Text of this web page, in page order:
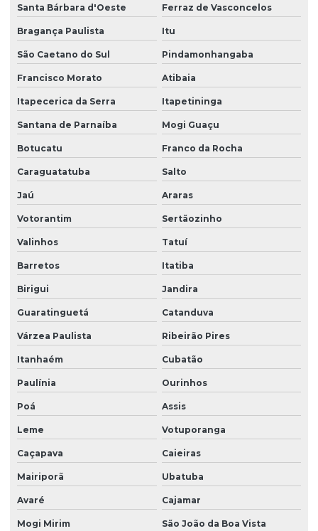
Empresa terceirização de zelador
Empresa terceirizada portaria
Empresa de zeladoria e portaria
Empresas de limpeza zeladoria
Empresas de portaria virtual
Empresas de recepção e atendimento
Facilities condominio
Facilities limpeza
Facilities serviços
Facilities terceirização
Facility empresa terceirizada
Facility limpeza e conservação
Facility services limpeza
Facility serviços terceirizados
Facility terceirizacao de mao de obra
Firma de limpeza terceirizada
Santa Bárbara d'Oeste Ferraz de Vasconcelos
Bragança Paulista Itu
São Caetano do Sul Pindamonhangaba
Francisco Morato Atibaia
Itapecerica da Serra Itapetininga
Santana de Parnaíba Mogi Guaçu
Botucatu Franco da Rocha
Caraguatatuba Salto
Jaú Araras
Votorantim Sertãozinho
Valinhos Tatuí
Barretos Itatiba
Birigui Jandira
Guaratinguetá Catanduva
Várzea Paulista Ribeirão Pires
Itanhaém Cubatão
Paulínia Ourinhos
Poá Assis
Leme Votuporanga
Caçapava Caieiras
Mairiporã Ubatuba
Avaré Cajamar
Mogi Mirim São João da Boa Vista